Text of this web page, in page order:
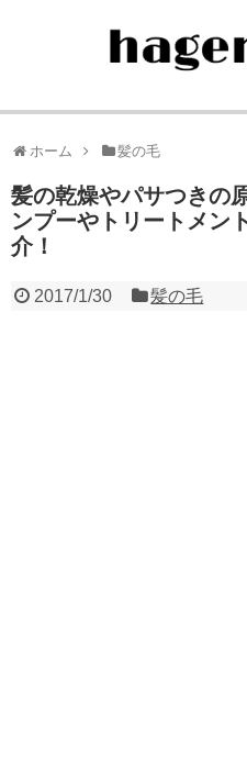
ホーム 髪の毛
髪の乾燥やパサつきの
ンプーやトリートメン
介！
2017/1/30 髪の毛